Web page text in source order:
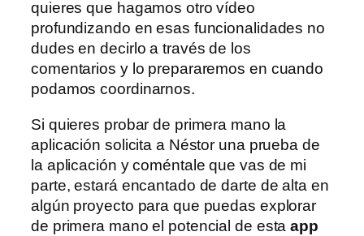
quieres que hagamos otro vídeo
profundizando en esas funcionalidades no
dudes en decirlo a través de los
comentarios y lo prepararemos en cuando
podamos coordinarnos.
Si quieres probar de primera mano la
aplicación solicita a Néstor una prueba de
la aplicación y coméntale que vas de mi
parte, estará encantado de darte de alta en
algún proyecto para que puedas explorar
de primera mano el potencial de estaapp